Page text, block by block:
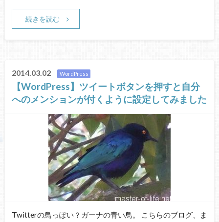
続きを読む
2014.03.02 WordPress
【WordPress】ツイートボタンを押すと自分
へのメンションが付くように設定してみました
Twitterの鳥っぽい？ガーナの青い鳥。 こちらのブログ、ま